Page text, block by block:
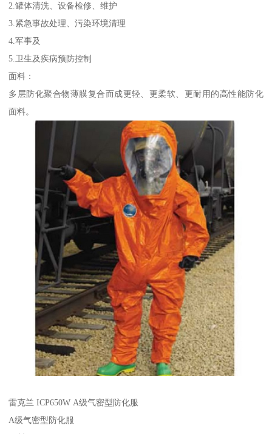
2.罐体清洗、设备检修、维护
3.紧急事故处理、污染环境清理
4.军事及
5.卫生及疾病预防控制
面料：
多层防化聚合物薄膜复合而成更轻、更柔软、更耐用的高性能防化
面料。
雷克兰 ICP650W A级气密型防化服
A级气密型防化服